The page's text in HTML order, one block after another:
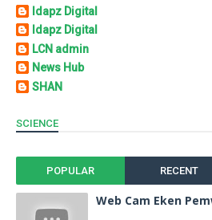
Idapz Digital
Idapz Digital
LCN admin
News Hub
SHAN
SCIENCE
POPULAR RECENT
Web Cam Eken